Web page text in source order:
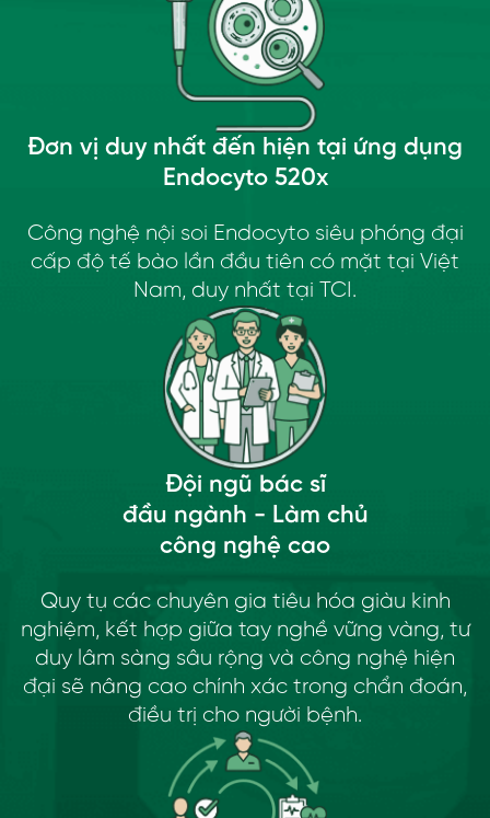
Đơn vị duy nhất đến hiện tại ứng dụng
Endocyto 520x
Công nghệ nội soi Endocyto siêu phóng đại
cấp độ tế bào lần đầu tiên có mặt tại Việt
Nam, duy nhất tại TCI.
Đội ngũ bác sĩ
đầu ngành - Làm chủ
công nghệ cao
Quy tụ các chuyên gia tiêu hóa giàu kinh
nghiệm, kết hợp giữa tay nghề vững vàng, tư
duy lâm sàng sâu rộng và công nghệ hiện
đại sẽ nâng cao chính xác trong chẩn đoán,
điều trị cho người bệnh.